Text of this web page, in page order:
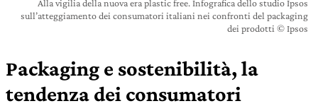
Alla vigilia della nuova era plastic free. Infografica dello studio Ipsos
sull’atteggiamento dei consumatori italiani nei confronti del packaging
dei prodotti © Ipsos
Packaging e sostenibilità, la
tendenza dei consumatori